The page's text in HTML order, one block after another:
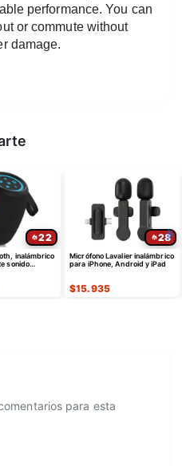
performance. You can
or commute without
damage.
22
inalámbrico
sonido
28
Micrófono Lavalier inalámbrico
para iPhone, Android y iPad
$15.935
para esta